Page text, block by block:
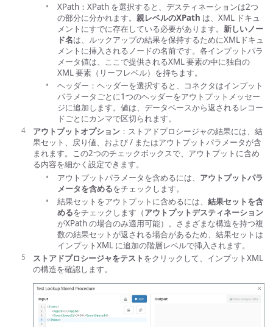
XPath：XPath を選択すると、デスティネーションは2つ
の部分に分かれます。 親レベルのXPath は、XML ドキュ
メントにすでに存在している必要があります。 新しいノー
ド名は、ルックアップの結果を保持するためにXMLドキュ
メントに挿入されるノードの名前です。各インプットパラ
メータ値は、ここで提供されるXML 要素の中に独自の
XML 要素（リーフレベル）を持ちます。
ヘッダー：ヘッダーを選択すると、コネクタはインプット
パラメータごとに1つのヘッダーをアウトプットメッセー
ジに追加します。値は、データベースから返されるレコー
ドごとにカンマで区切られます。
アウトプットオプション ：ストアドプロシージャの結果には、結
果セット、戻り値、および / またはアウトプットパラメータが含
まれます。この2つのチェックボックスで、アウトプットに含め
る内容を細かく設定できます。
アウトプットパラメータを含めるには、 アウトプットパラ
メータを含めるをチェックします。
結果セットをアウトプットに含めるには、 結果セットを含
めるをチェックします（アウトプットデスティネーション
がXPath の場合のみ適用可能）。さまざまな構造を持つ複
数の結果セットが返される場合があるため、結果セットは
インプットXML に追加の階層レベルで挿入されます。
ストアドプロシージャをテストをクリックして、インプットXML
の構造を確認します。